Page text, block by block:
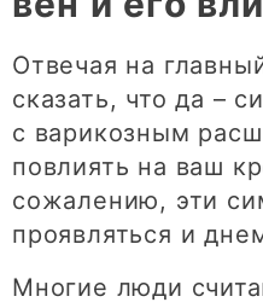
Отвечая на
сказать, что да –
с варикозным
повлиять на ваш
сожалению, эти
проявляться и
Многие люди